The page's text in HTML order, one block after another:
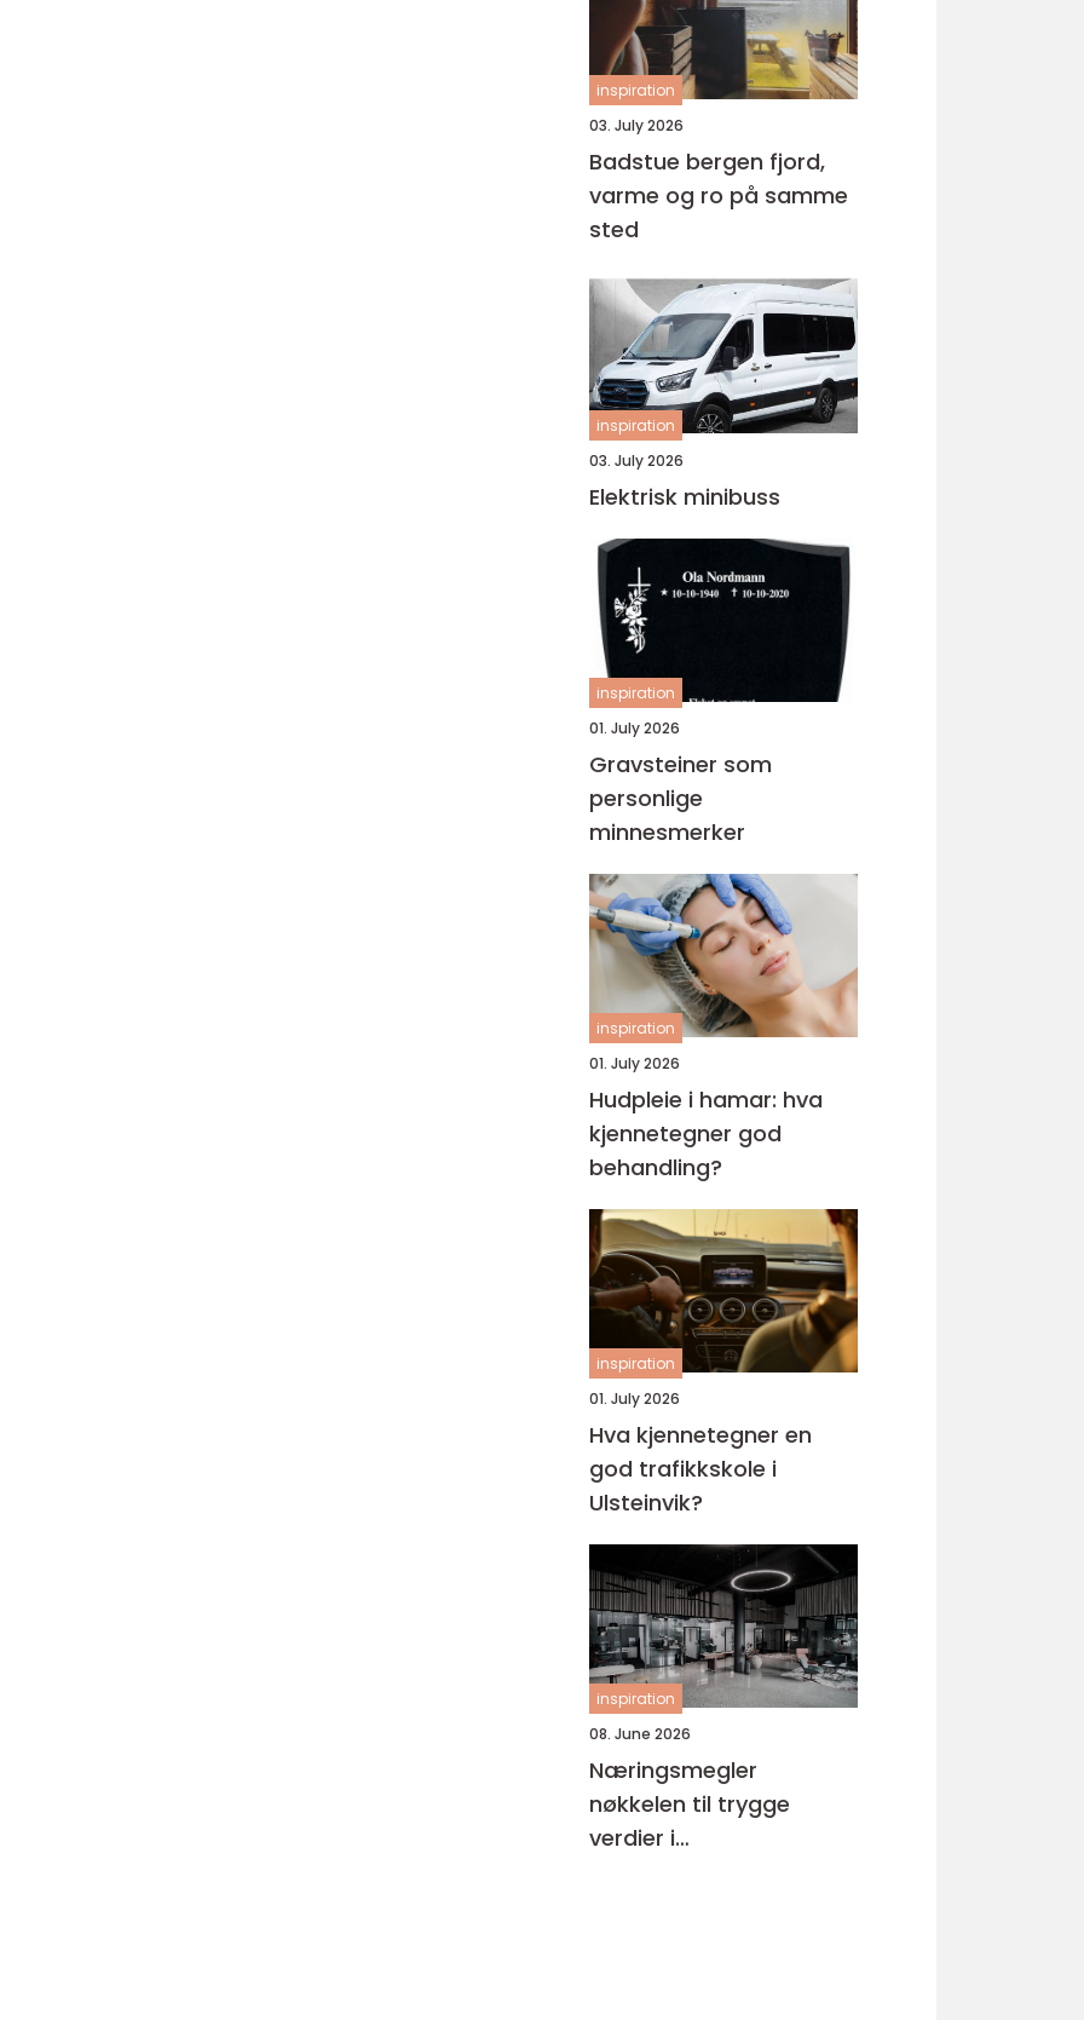
inspiration
03. July 2026
Badstue bergen fjord,
varme og ro på samme
sted
inspiration
03. July 2026
Elektrisk minibuss
inspiration
01. July 2026
Gravsteiner som
personlige
minnesmerker
inspiration
01. July 2026
Hudpleie i hamar: hva
kjennetegner god
behandling?
inspiration
01. July 2026
Hva kjennetegner en
god trafikkskole i
Ulsteinvik?
inspiration
08. June 2026
Næringsmegler
nøkkelen til trygge
verdier i